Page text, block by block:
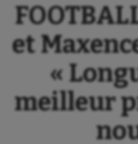
et
«
meilleur